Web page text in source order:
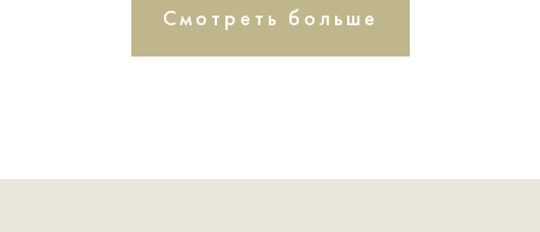
Смотреть больше